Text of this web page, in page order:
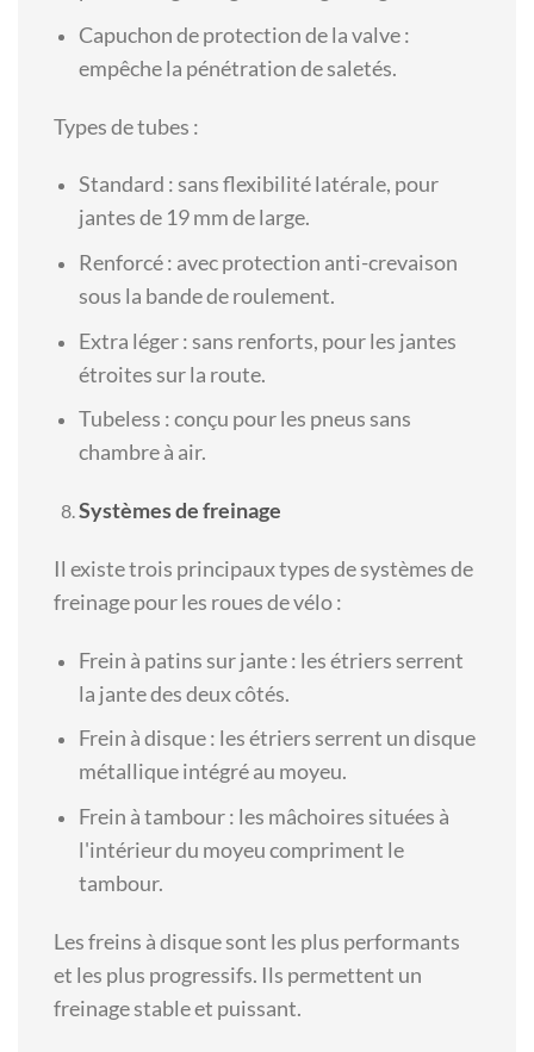
Capuchon de protection de la valve :
empêche la pénétration de saletés.
Types de tubes :
Standard : sans flexibilité latérale, pour
jantes de 19 mm de large.
Renforcé : avec protection anti-crevaison
sous la bande de roulement.
Extra léger : sans renforts, pour les jantes
étroites sur la route.
Tubeless : conçu pour les pneus sans
chambre à air.
Systèmes de freinage
Il existe trois principaux types de systèmes de
freinage pour les roues de vélo :
Frein à patins sur jante : les étriers serrent
la jante des deux côtés.
Frein à disque : les étriers serrent un disque
métallique intégré au moyeu.
Frein à tambour : les mâchoires situées à
l'intérieur du moyeu compriment le
tambour.
Les freins à disque sont les plus performants
et les plus progressifs. Ils permettent un
freinage stable et puissant.